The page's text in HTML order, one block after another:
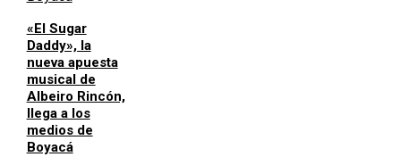
«El Sugar
Daddy», la
nueva apuesta
musical de
Albeiro Rincón,
llega a los
medios de
Boyacá